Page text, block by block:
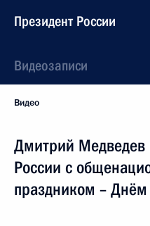
Президент России
Видеозаписи
Видео
Дмитрий Медведев
России с
праздником – Днём